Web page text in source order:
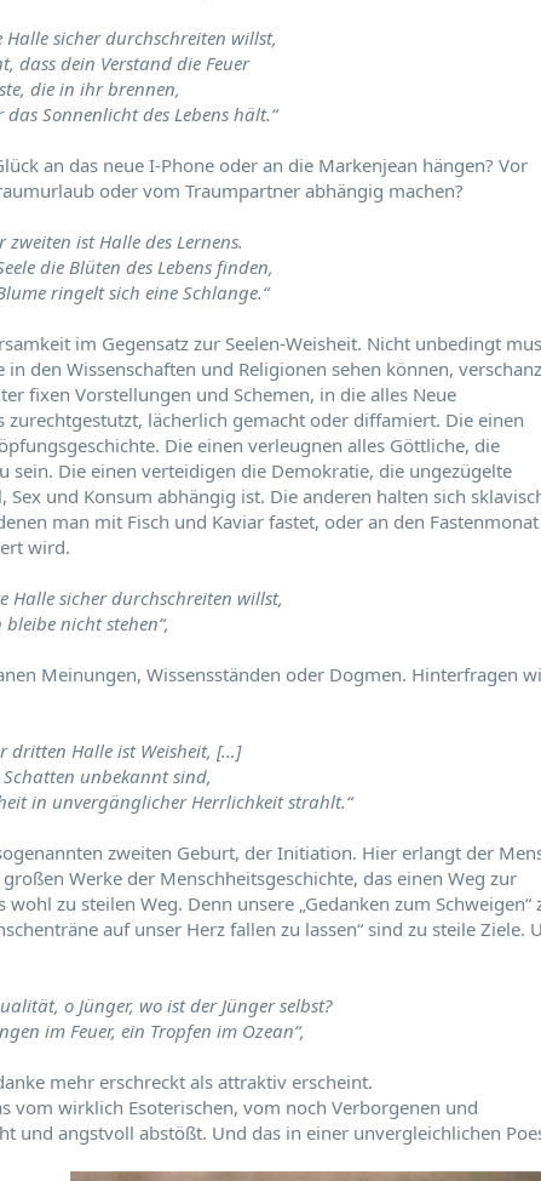
Halle sicher durchschreiten willst,
dass dein Verstand die Feuer
die in ihr brennen,
Sonnenlicht des Lebens hält.“
an das neue I-Phone oder an die Markenjean hängen? Vor
oder vom Traumpartner abhängig machen?
zweiten ist Halle des Lernens.
die Blüten des Lebens finden,
ringelt sich eine Schlange.“
im Gegensatz zur Seelen-Weisheit. Nicht unbedingt
den Wissenschaften und Religionen sehen können,
fixen Vorstellungen und Schemen, in die alles Neue
lächerlich gemacht oder diffamiert. Die einen
Die einen verleugnen alles Göttliche, die
Die einen verteidigen die Demokratie, die ungezügelte
und Konsum abhängig ist. Die anderen halten sich
man mit Fisch und Kaviar fastet, oder an den Fastenmonat
wird.
Halle sicher durchschreiten willst,
nicht stehen“,
Meinungen, Wissensständen oder Dogmen. Hinterfragen
dritten Halle ist Weisheit, […]
unbekannt sind,
in unvergänglicher Herrlichkeit strahlt.“
zweiten Geburt, der Initiation. Hier erlangt der
Werke der Menschheitsgeschichte, das einen Weg zur
zu steilen Weg. Denn unsere „Gedanken zum Schweigen“
auf unser Herz fallen zu lassen“ sind zu steile Ziele.
o Jünger, wo ist der Jünger selbst?
im Feuer, ein Tropfen im Ozean“,
mehr erschreckt als attraktiv erscheint.
vom wirklich Esoterischen, vom noch Verborgenen und
und angstvoll abstößt. Und das in einer unvergleichlichen